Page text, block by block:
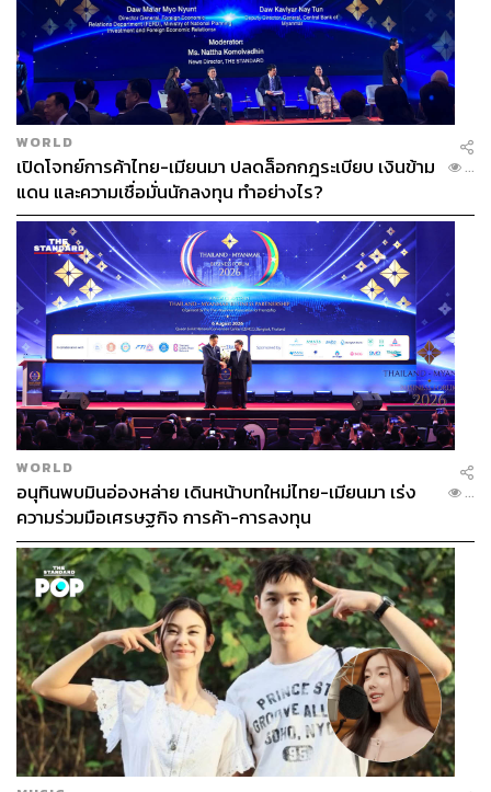
TAGS: Singapore
Michelin Guide Street Food Festival
Michelin Guide Street Food Festival 2018
Robert Parker Wine Advocate
Singapore Michelin Guide
Resorts World Sentosa
Joël Robuchon
BIB Gourmand
Blue Ginger
Michelin Guide
New Ubin Seafood
65
วรัญญู อินทรกำแหง
นักเขียนผู้มีความสนใจในเรื่องวัฒนธรรม
อาหาร และความยั่งยืน
WORLD
เปิดโจทย์การค้าไทย-เมียนมา ปลดล็อกกฎระเบียบ เงินข้าม
แดน และความเชื่อมั่นนักลงทุน ทำอย่างไร?
...
WORLD
อนุทินพบมินอ่องหล่าย เดินหน้าบทใหม่ไทย-เมียนมา เร่ง
ความร่วมมือเศรษฐกิจ การค้า-การลงทุน
...